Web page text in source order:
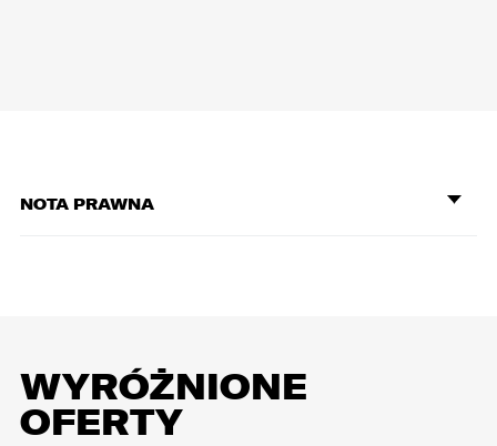
NOTA PRAWNA
WYRÓŻNIONE
OFERTY